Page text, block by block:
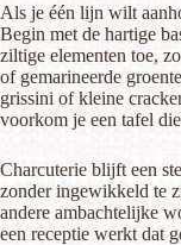
Als je één lijn wilt
Begin met de hartige
ziltige elementen toe,
of gemarineerde
grissini of kleine
voorkom je een tafel
Charcuterie blijft een
zonder ingewikkeld te
andere ambachtelijke
een receptie werkt dat